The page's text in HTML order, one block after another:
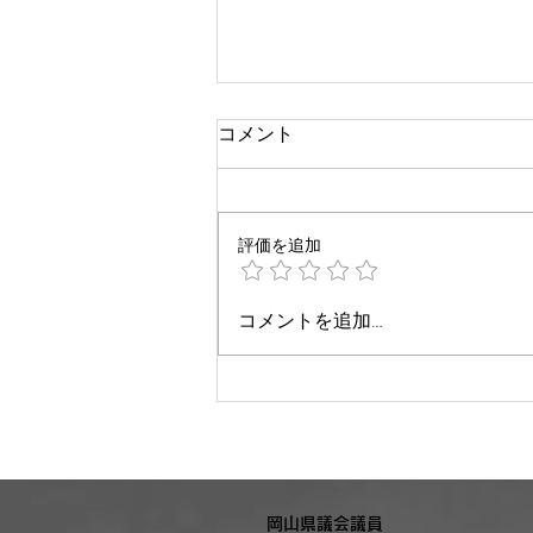
参院選公示日前日
コメント
評価を追加
コメントを追加…
岡山県議会議員